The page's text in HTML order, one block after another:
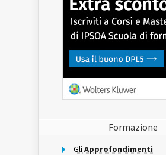
Formazione
Gli Approfondimenti